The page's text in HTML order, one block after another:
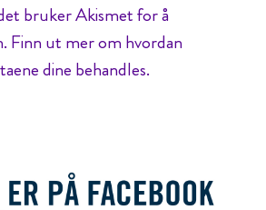
bruker Akismet for å
Finn ut mer om hvordan
dine behandles.